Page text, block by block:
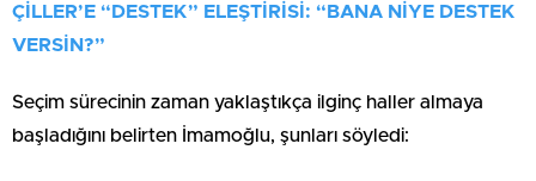
ÇİLLER’E “DESTEK” ELEŞTİRİSİ: “BANA NİYE DESTEK
VERSİN?”
Seçim sürecinin zaman yaklaştıkça ilginç haller almaya
başladığını belirten İmamoğlu, şunları söyledi: